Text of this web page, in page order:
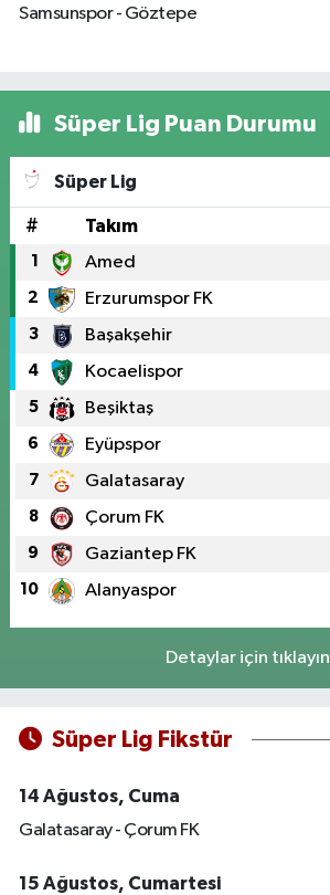
Samsunspor - Göztepe
Süper Lig Puan Durumu
Süper Lig
# Takım
1 Amed
2 Erzurumspor FK
3 Başakşehir
4 Kocaelispor
5 Beşiktaş
6 Eyüpspor
7 Galatasaray
8 Çorum FK
9 Gaziantep FK
10 Alanyaspor
Detaylar için tıklayın
Süper Lig Fikstür
14 Ağustos, Cuma
Galatasaray - Çorum FK
15 Ağustos, Cumartesi